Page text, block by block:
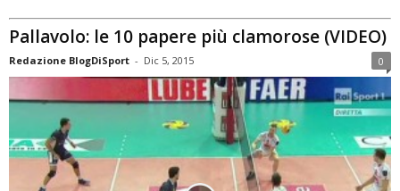
Pallavolo: le 10 papere più clamorose (VIDEO)
Redazione BlogDiSport - Dic 5, 2015 0